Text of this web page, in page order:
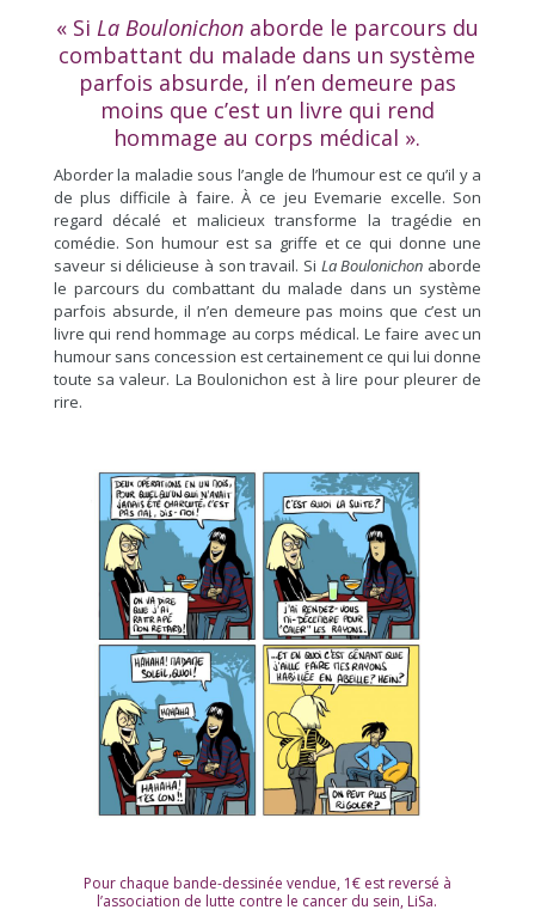
« Si La Boulonichonaborde le parcours du
combattant du malade dans un système
parfois absurde, il n’en demeure pas
moins que c’est un livre qui rend
hommage au corps médical ».
Aborder la maladie sous l’angle de l’humour est ce qu’il y a
de plus difficile à faire. À ce jeu Evemarie excelle. Son
regard décalé et malicieux transforme la tragédie en
comédie. Son humour est sa griffe et ce qui donne une
saveur si délicieuse à son travail. Si La Boulonichon aborde
le parcours du combattant du malade dans un système
parfois absurde, il n’en demeure pas moins que c’est un
livre qui rend hommage au corps médical. Le faire avec un
humour sans concession est certainement ce qui lui donne
toute sa valeur. La Boulonichon est à lire pour pleurer de
rire.
Pour chaque bande-dessinée vendue, 1€ est reversé à
l’association de lutte contre le cancer du sein, LiSa.